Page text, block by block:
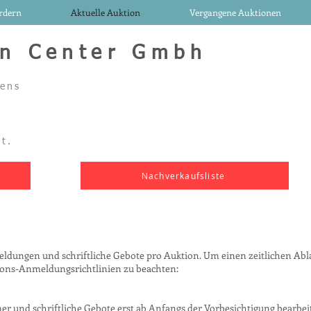
Aktuelle Auktion Vergangene Auktionen
Center Gmbh
Nachverkaufsliste
und schriftliche Gebote pro Auktion. Um einen zeitlichen
Anmeldungsrichtlinien zu beachten:
und schriftliche Gebote erst ab Anfangs der Vorbesichtigung